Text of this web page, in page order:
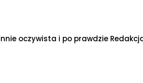
oczywista i po prawdzie